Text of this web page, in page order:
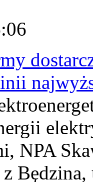
NPA